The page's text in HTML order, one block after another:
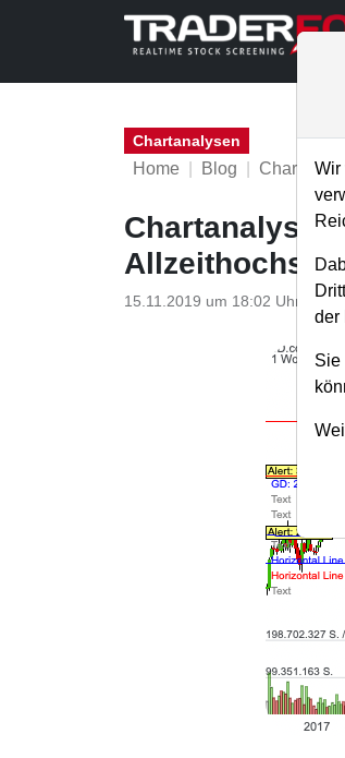
Chartanalysen
Home Blog
Chartanalyse
Allzeithochs –
15.11.2019 um 18:02 Uhr P.
Wir
der
Sie